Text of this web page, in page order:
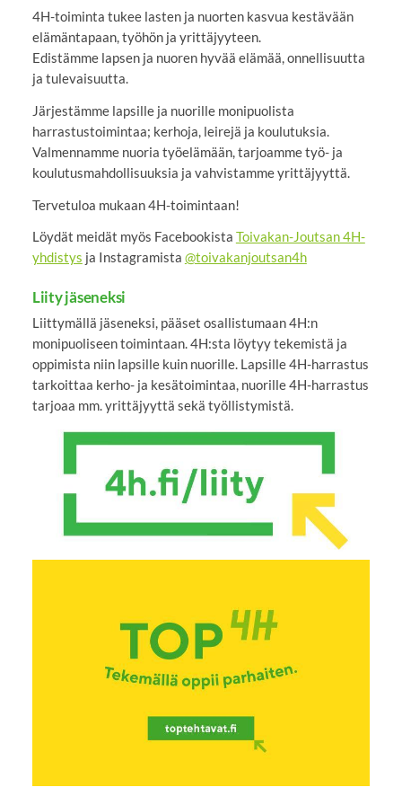
4H-toiminta tukee lasten ja nuorten kasvua kestävään
elämäntapaan, työhön ja yrittäjyyteen.
Edistämme lapsen ja nuoren hyvää elämää, onnellisuutta
ja tulevaisuutta.
Järjestämme lapsille ja nuorille monipuolista
harrastustoimintaa; kerhoja, leirejä ja koulutuksia.
Valmennamme nuoria työelämään, tarjoamme työ- ja
koulutusmahdollisuuksia ja vahvistamme yrittäjyyttä.
Tervetuloa mukaan 4H-toimintaan!
Löydät meidät myös Facebookista Toivakan-Joutsan 4H-
yhdistys ja Instagramista @toivakanjoutsan4h
Liity jäseneksi
Liittymällä jäseneksi, pääset osallistumaan 4H:n
monipuoliseen toimintaan. 4H:sta löytyy tekemistä ja
oppimista niin lapsille kuin nuorille. Lapsille 4H-harrastus
tarkoittaa kerho- ja kesätoimintaa, nuorille 4H-harrastus
tarjoaa mm. yrittäjyyttä sekä työllistymistä.